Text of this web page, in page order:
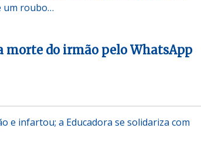
um roubo…
morte do irmão pelo WhatsApp
e infartou; a Educadora se solidariza com